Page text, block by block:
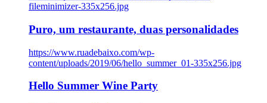
fileminimizer-335x256.jpg
Puro, um restaurante, duas personalidades
https://www.ruadebaixo.com/wp-
content/uploads/2019/06/hello_summer_01-335x256.jpg
Hello Summer Wine Party